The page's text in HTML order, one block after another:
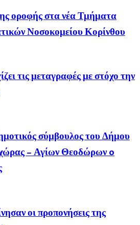
οροφής στα νέα Τμήματα
Νοσοκομείου Κορίνθου
τις μεταγραφές με στόχο την
σύμβουλος του Δήμου
– Αγίων Θεοδώρων o
οι προπονήσεις της